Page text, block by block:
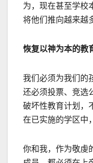
为，现在甚至学校
将他们推向越来越
恢复以神为本的教
我们必须为我们的
还必须投票、竞选
破坏性教育计划，
在已实施的学区中
你和我，作为敬虔